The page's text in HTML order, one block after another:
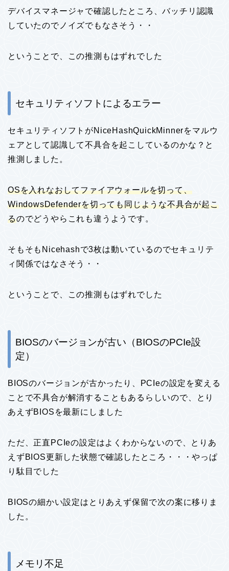
デバイスマネージャで確認したところ、バッチリ認識
していたのでノイズでもなさそう・・
ということで、この推測もはずれでした
セキュリティソフトによるエラー
セキュリティソフトがNiceHashQuickMinnerをマルウ
ェアとして認識して不具合を起こしているのかな？と
推測しました。
OSを入れなおしてファイアウォールを切って、
WindowsDefenderを切っても同じような不具合が起こ
るのでどうやらこれも違うようです。
そもそもNicehashで3枚は動いているのでセキュリテ
ィ関係ではなさそう・・
ということで、この推測もはずれでした
BIOSのバージョンが古い（BIOSのPCIe設
定）
BIOSのバージョンが古かったり、PCIeの設定を変える
ことで不具合が解消することもあるらしいので、とり
あえずBIOSを最新にしました
ただ、正直PCIeの設定はよくわからないので、とりあ
えずBIOS更新した状態で確認したところ・・・やっぱ
り駄目でした
BIOSの細かい設定はとりあえず保留で次の案に移りま
した。
メモリ不足